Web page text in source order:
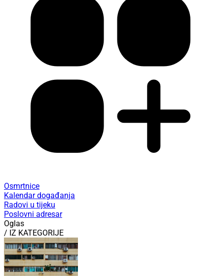
Osmrtnice
Kalendar događanja
Radovi u tijeku
Poslovni adresar
Oglas
/ IZ KATEGORIJE